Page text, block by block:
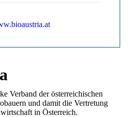
Verband der österreichischen
und damit die Vertretung
in Österreich.